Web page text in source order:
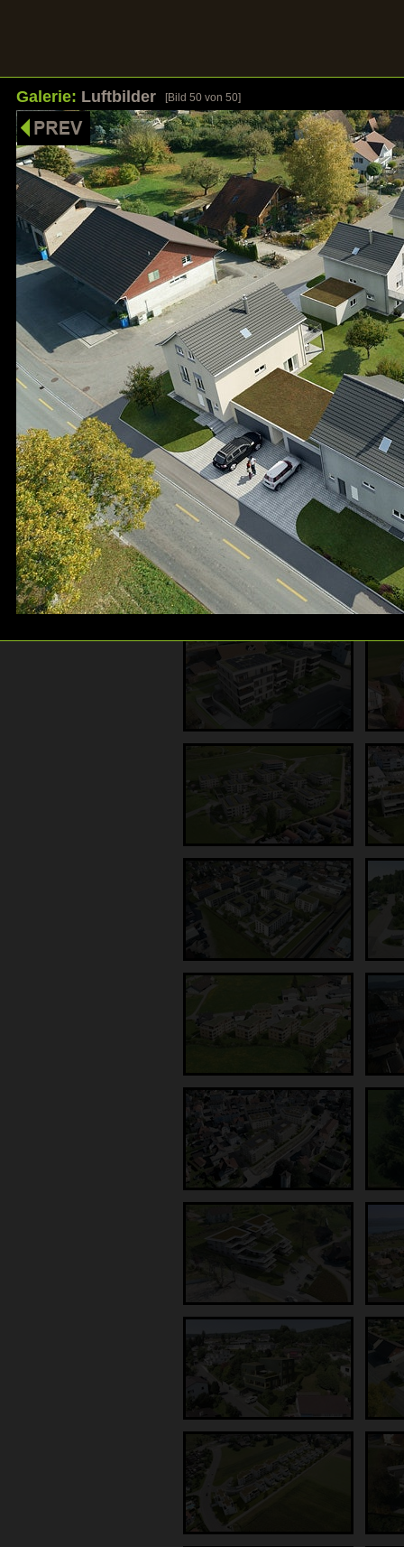
HOME UNSERE STÄRKEN REFERENZEN
Galerie: Wohnbauten
Galerie: Gewerbebauten
Galerie: Luftbilder
Galerie: 360° Panos
Bilder sagen mehr als Worte
Klicken Sie auf ein Bild um die Galerie zu
Galerie: Luftbilder [Bild 50 von 50]